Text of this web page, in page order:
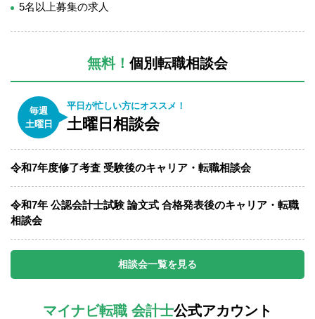
5名以上募集の求人
無料！ 個別転職相談会
毎週
土曜日
平日が忙しい方にオススメ！
土曜日相談会
令和7年度修了考査 受験後のキャリア・転職相談会
令和7年 公認会計士試験 論文式 合格発表後のキャリア・転職
相談会
相談会一覧を見る
マイナビ転職 会計士公式アカウント